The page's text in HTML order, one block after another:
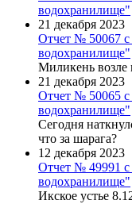
водохранилище"
21 декабря 2023
Отчет № 50067
водохранилище"
Миликень возле
21 декабря 2023
Отчет № 50065
водохранилище"
Сегодня
что за шарага?
12 декабря 2023
Отчет № 49991
водохранилище"
Икское устье